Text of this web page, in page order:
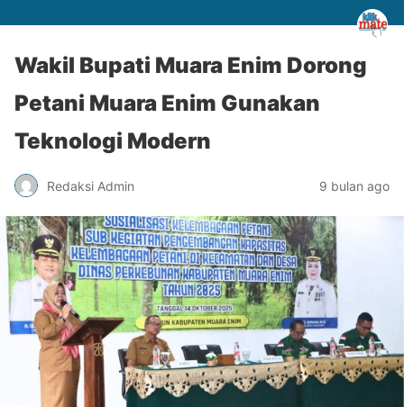
Wakil Bupati Muara Enim Dorong
Petani Muara Enim Gunakan
Teknologi Modern
Redaksi Admin 9 bulan ago